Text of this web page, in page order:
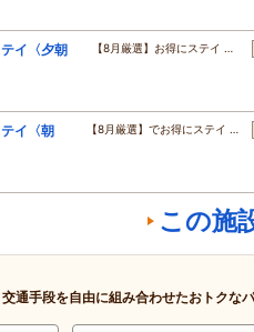
イ〈夕朝
【8月厳選】お得にステイ …
イ〈朝
【8月厳選】でお得にステイ …
この施
通手段を自由に組み合わせたおトクな